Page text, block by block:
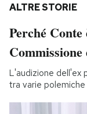
ALTRE STORIE
Perché
L'audizione dell'ex
tra varie